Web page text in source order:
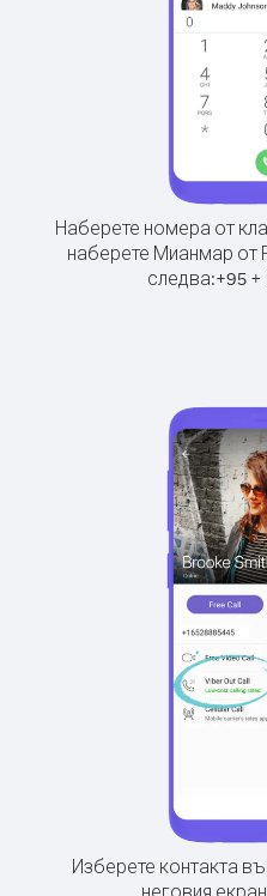
Наберете номера от
наберете Мианмар от
следва:+95+
Изберете контакта
неговия